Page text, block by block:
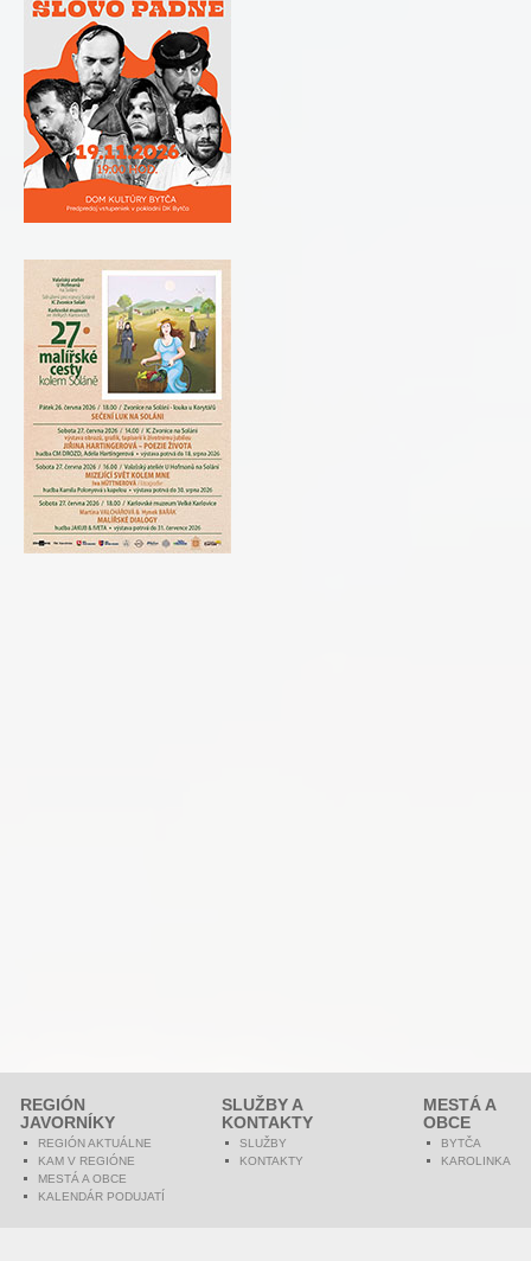
REGIÓN
JAVORNÍKY
REGIÓN AKTUÁLNE
KAM V REGIÓNE
MESTÁ A OBCE
KALENDÁR PODUJATÍ
SLUŽBY A
KONTAKTY
SLUŽBY
KONTAKTY
MESTÁ A
OBCE
BYTČA
KAROLINKA